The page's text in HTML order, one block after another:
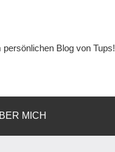
Blog von Tups!
MICH